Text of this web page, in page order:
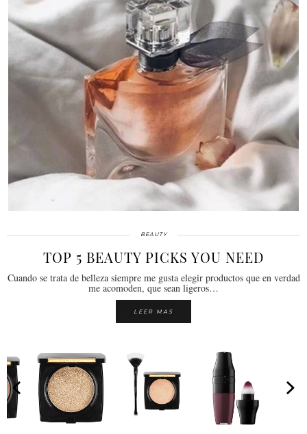
BEAUTY
TOP 5 BEAUTY PICKS YOU NEED
Cuando se trata de belleza siempre me gusta elegir productos que en verdad
me acomoden, que sean ligeros…
LEER MAS